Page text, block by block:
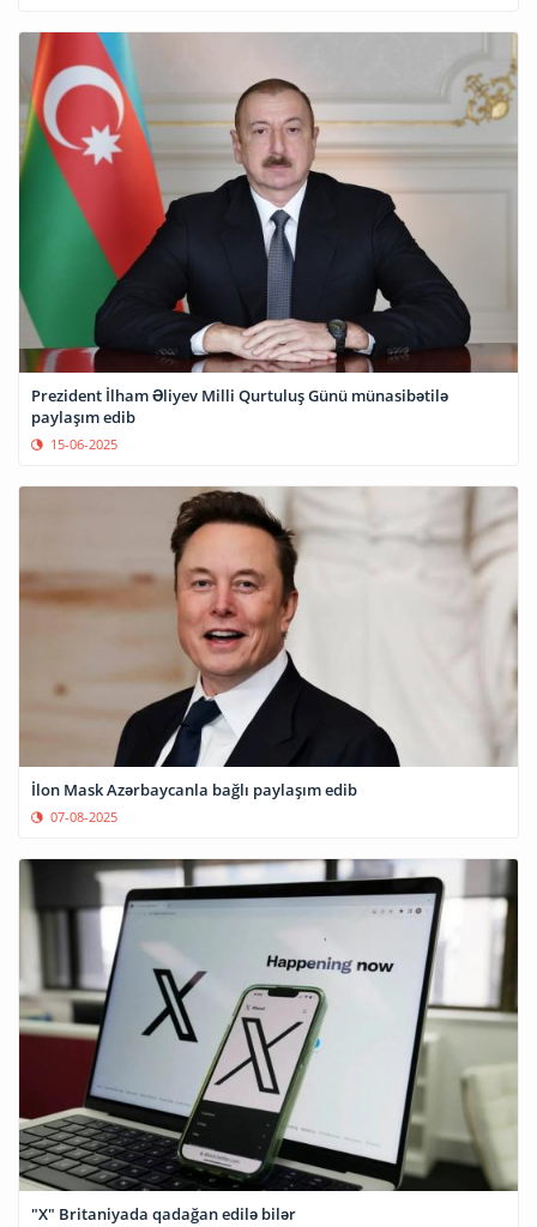
Prezident İlham Əliyev Milli Qurtuluş Günü münasibətilə
paylaşım edib
15-06-2025
İlon Mask Azərbaycanla bağlı paylaşım edib
07-08-2025
"X" Britaniyada qadağan edilə bilər